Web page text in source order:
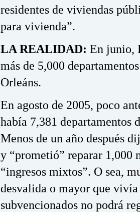
residentes de viviendas
para vivienda”.
LA REALIDAD: En junio,
más de 5,000
Orleáns.
En agosto de 2005, poco
había 7,381 departamentos
Menos de un año después
y “prometió” reparar 1,000
“ingresos mixtos”. O sea,
desvalida o mayor que vivía
subvencionados no podrá